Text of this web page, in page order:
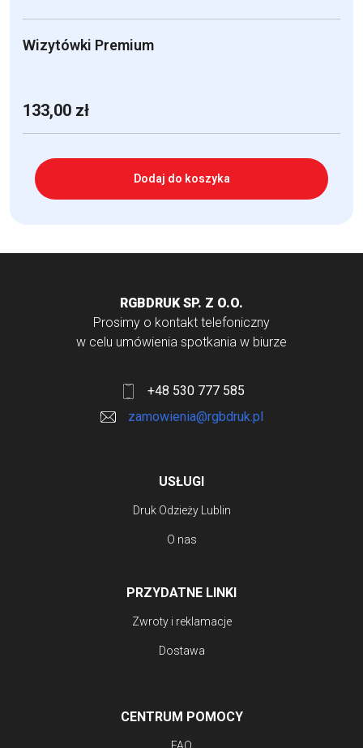
Wizytówki Premium
133,00 zł
Dodaj do koszyka
RGBDRUK SP. Z O.O.
Prosimy o kontakt telefoniczny
w celu umówienia spotkania w biurze
+48 530 777 585
zamowienia@rgbdruk.pl
USŁUGI
Druk Odzieży Lublin
O nas
PRZYDATNE LINKI
Zwroty i reklamacje
Dostawa
CENTRUM POMOCY